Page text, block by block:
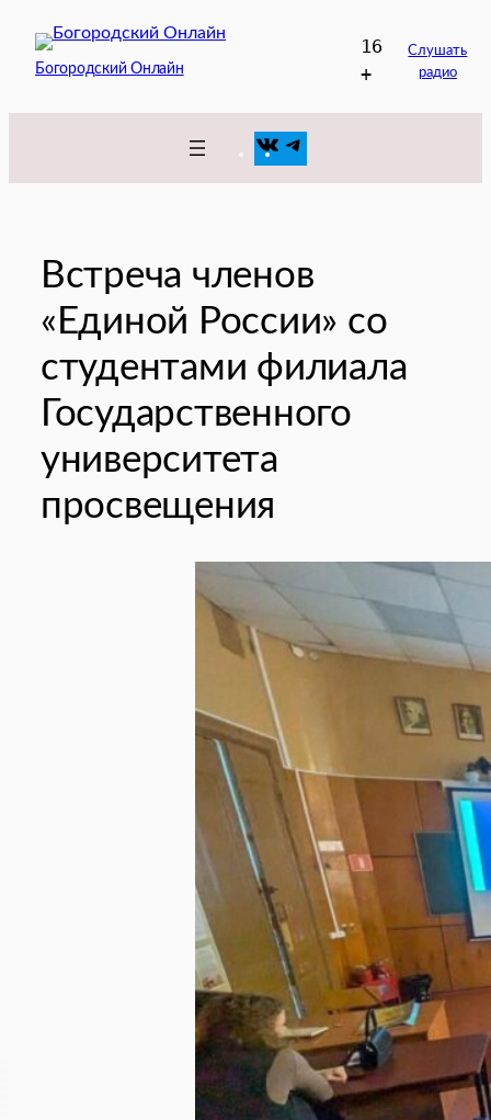
содержимому
Богородский Онлайн
16
+
Слушать
радио
VK
Встреча членов
«Единой России» со
студентами филиала
Государственного
университета
просвещения